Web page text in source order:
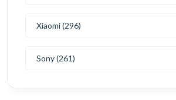
Xiaomi (296)
Sony (261)